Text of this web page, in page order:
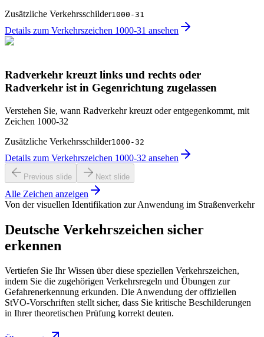
Zusätzliche Verkehrsschilder1000-31
Details zum Verkehrszeichen 1000-31 ansehen
Radverkehr kreuzt links und rechts oder
Radverkehr ist in Gegenrichtung zugelassen
Verstehen Sie, wann Radverkehr kreuzt oder entgegenkommt, mit
Zeichen 1000-32
Zusätzliche Verkehrsschilder1000-32
Details zum Verkehrszeichen 1000-32 ansehen
Previous slide Next slide
Alle Zeichen anzeigen
Von der visuellen Identifikation zur Anwendung im Straßenverkehr
Deutsche Verkehrszeichen sicher
erkennen
Vertiefen Sie Ihr Wissen über diese speziellen Verkehrszeichen,
indem Sie die zugehörigen Verkehrsregeln und Übungen zur
Gefahrenerkennung erkunden. Die Anwendung der offiziellen
StVO-Vorschriften stellt sicher, dass Sie kritische Beschilderungen
in Ihrer theoretischen Prüfung korrekt deuten.